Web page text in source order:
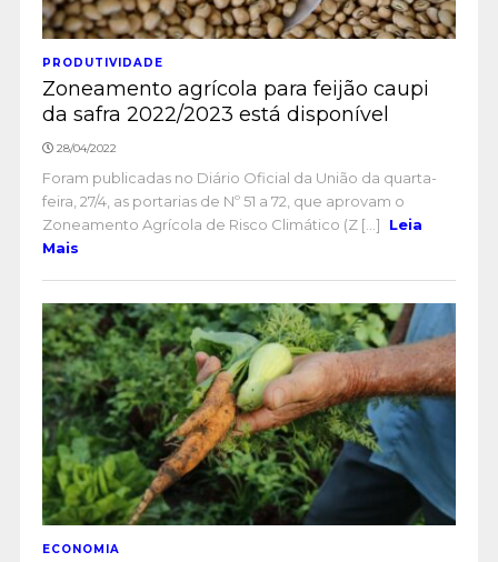
PRODUTIVIDADE
Zoneamento agrícola para feijão caupi
da safra 2022/2023 está disponível
28/04/2022
Foram publicadas no Diário Oficial da União da quarta-
feira, 27/4, as portarias de Nº 51 a 72, que aprovam o
Zoneamento Agrícola de Risco Climático (Z [...]
Leia
Mais
ECONOMIA